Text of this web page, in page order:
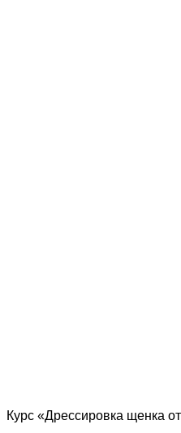
Курс «Дрессировка щенка